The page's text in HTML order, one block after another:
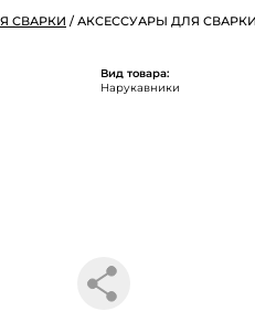
СВАРКИ / АКСЕССУАРЫ ДЛЯ
Вид товара:
Нарукавники